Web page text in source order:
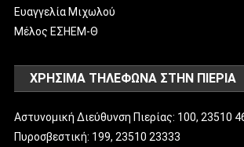
Ευαγγελία Μιχωλού
Μέλος ΕΣΗΕΜ-Θ
ΧΡΗΣΙΜΑ ΤΗΛΕΦΩΝΑ ΣΤΗΝ ΠΙΕΡΙΑ
Αστυνομική Διεύθυνση Πιερίας: 100, 23510
Πυροσβεστική: 199, 23510 23333